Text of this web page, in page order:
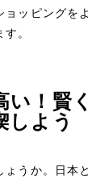
ッピングをよ
。
！賢く
しよう
うか。日本と